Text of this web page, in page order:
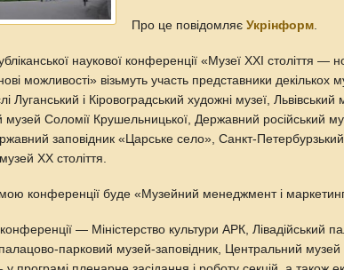
Про це повідомляєУкрінформ
наукової конференції «Музеї XXI століття —
можливості» візьмуть участь представники декількох
Луганський і Кіровоградський художні музеї, Львівський
Соломії Крушельницької, Державний російський
заповідник «Царське село», Санкт-
ХХ століття.
конференції буде «Музейний менеджмент і
— Міністерство культури АРК, Лівадійський
палацово-парковий музей-заповідник, Центральний